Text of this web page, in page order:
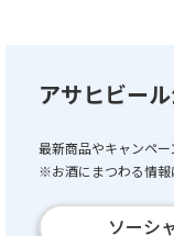
アサヒビー
最新商品やキャンペー
※お酒にまつわる情報
ソーシ